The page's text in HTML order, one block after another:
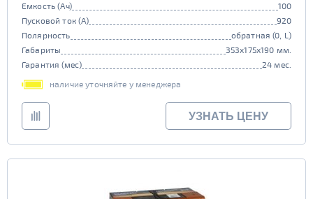
Емкость (Ач)
100
Пусковой ток (А)
920
Полярность
обратная (0, L)
Габариты
353x175x190 мм.
Гарантия (мес)
24 мес.
наличие уточняйте у менеджера
УЗНАТЬ ЦЕНУ